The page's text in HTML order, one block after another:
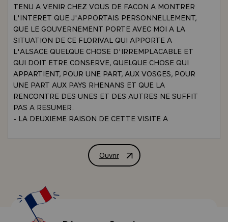
TENU A VENIR CHEZ VOUS DE FACON A MONTRER
L'INTERET QUE J'APPORTAIS PERSONNELLEMENT,
QUE LE GOUVERNEMENT PORTE AVEC MOI A LA
SITUATION DE CE FLORIVAL QUI APPORTE A
L'ALSACE QUELQUE CHOSE D'IRREMPLACABLE ET
QUI DOIT ETRE CONSERVE, QUELQUE CHOSE QUI
APPARTIENT, POUR UNE PART, AUX VOSGES, POUR
UNE PART AUX PAYS RHENANS ET QUE LA
RENCONTRE DES UNES ET DES AUTRES NE SUFFIT
PAS A RESUMER.
- LA DEUXIEME RAISON DE CETTE VISITE A
MOI-MEME MAIS LES MINISTRES QUI
M'ACCOMPAGNENT : M. LE MINISTRE DE
L'AMENAGEMENT DU TERRITOIRE QUE J'AI TENU A
AMENER ICI AVEC MOI - DE LA SITUATION
ECONOMIQUE PRESENTE ET FUTURE DE VOTRE
VILLE. AU-SEIN D'UNE REGION QUI EST ACTIVE DU
Ouvrir
ALLOCUTION PRONONCEE PAR M.